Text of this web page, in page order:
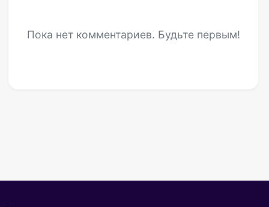
Пока нет комментариев. Будьте первым!